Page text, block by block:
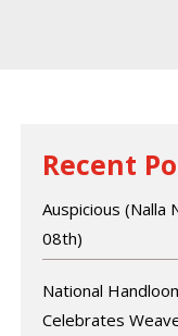
Recent
Auspicious (Nalla
08th)
National
Celebrates